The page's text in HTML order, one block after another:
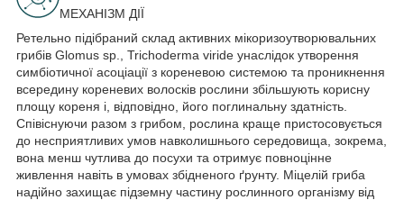
МЕХАНІЗМ ДІЇ
Ретельно підібраний склад активних мікоризоутворювальних
грибів Glomus sp., Triсhoderma viride унаслідок утворення
симбіотичної асоціації з кореневою системою та проникнення
всередину кореневих волосків рослини збільшують корисну
площу кореня і, відповідно, його поглинальну здатність.
Співіснуючи разом з грибом, рослина краще пристосовується
до несприятливих умов навколишнього середовища, зокрема,
вона менш чутлива до посухи та отримує повноцінне
живлення навіть в умовах збідненого ґрунту. Міцелій гриба
надійно захищає підземну частину рослинного організму від